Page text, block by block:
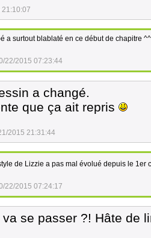
a surtout blablaté en ce début de chapitre ^^
22/2015 07:23:44
a changé.
que ça ait repris
2015 21:31:44
de Lizzie a pas mal évolué depuis le 1er
22/2015 07:24:17
se passer ?! Hâte de